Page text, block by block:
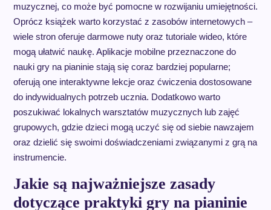
muzycznej, co może być pomocne w rozwijaniu umiejętności.
Oprócz książek warto korzystać z zasobów internetowych –
wiele stron oferuje darmowe nuty oraz tutoriale wideo, które
mogą ułatwić naukę. Aplikacje mobilne przeznaczone do
nauki gry na pianinie stają się coraz bardziej popularne;
oferują one interaktywne lekcje oraz ćwiczenia dostosowane
do indywidualnych potrzeb ucznia. Dodatkowo warto
poszukiwać lokalnych warsztatów muzycznych lub zajęć
grupowych, gdzie dzieci mogą uczyć się od siebie nawzajem
oraz dzielić się swoimi doświadczeniami związanymi z grą na
instrumencie.
Jakie są najważniejsze zasady
dotyczące praktyki gry na pianinie